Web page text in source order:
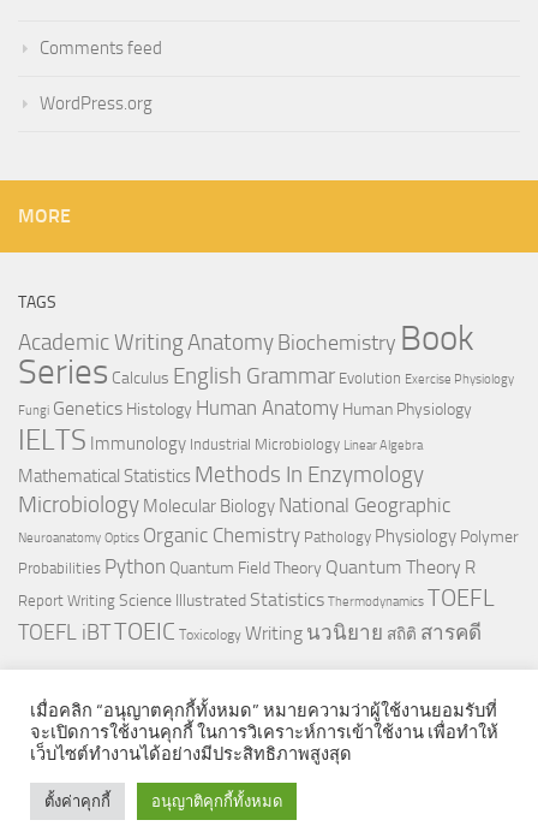
Comments feed
WordPress.org
MORE
TAGS
Academic WritingAnatomyBiochemistry Book
Series Calculus English Grammar Evolution Exercise Physiology
Fungi Genetics Histology Human Anatomy Human Physiology
IELTS Immunology Industrial Microbiology Linear Algebra
Mathematical Statistics Methods In Enzymology
Microbiology Molecular Biology National Geographic
Neuroanatomy Optics Organic Chemistry Pathology Physiology Polymer
Probabilities Python Quantum Field Theory Quantum Theory R
Report Writing Science Illustrated Statistics Thermodynamics TOEFL
TOEFL iBTTOEIC Toxicology Writing นวนิยาย สถิติ สารคดี
© 2026. All Rights Reserved.
เมื่อคลิก “อนุญาตคุกกี้ทั้งหมด” หมายความว่าผู้ใช้งานยอมรับที่
จะเปิดการใช้งานคุกกี้ ในการวิเคราะห์การเข้าใช้งาน เพื่อทำให้
เว็บไซต์ทำงานได้อย่างมีประสิทธิภาพสูงสุด
ตั้งค่าคุกกี้ อนุญาติคุกกี้ทั้งหมด